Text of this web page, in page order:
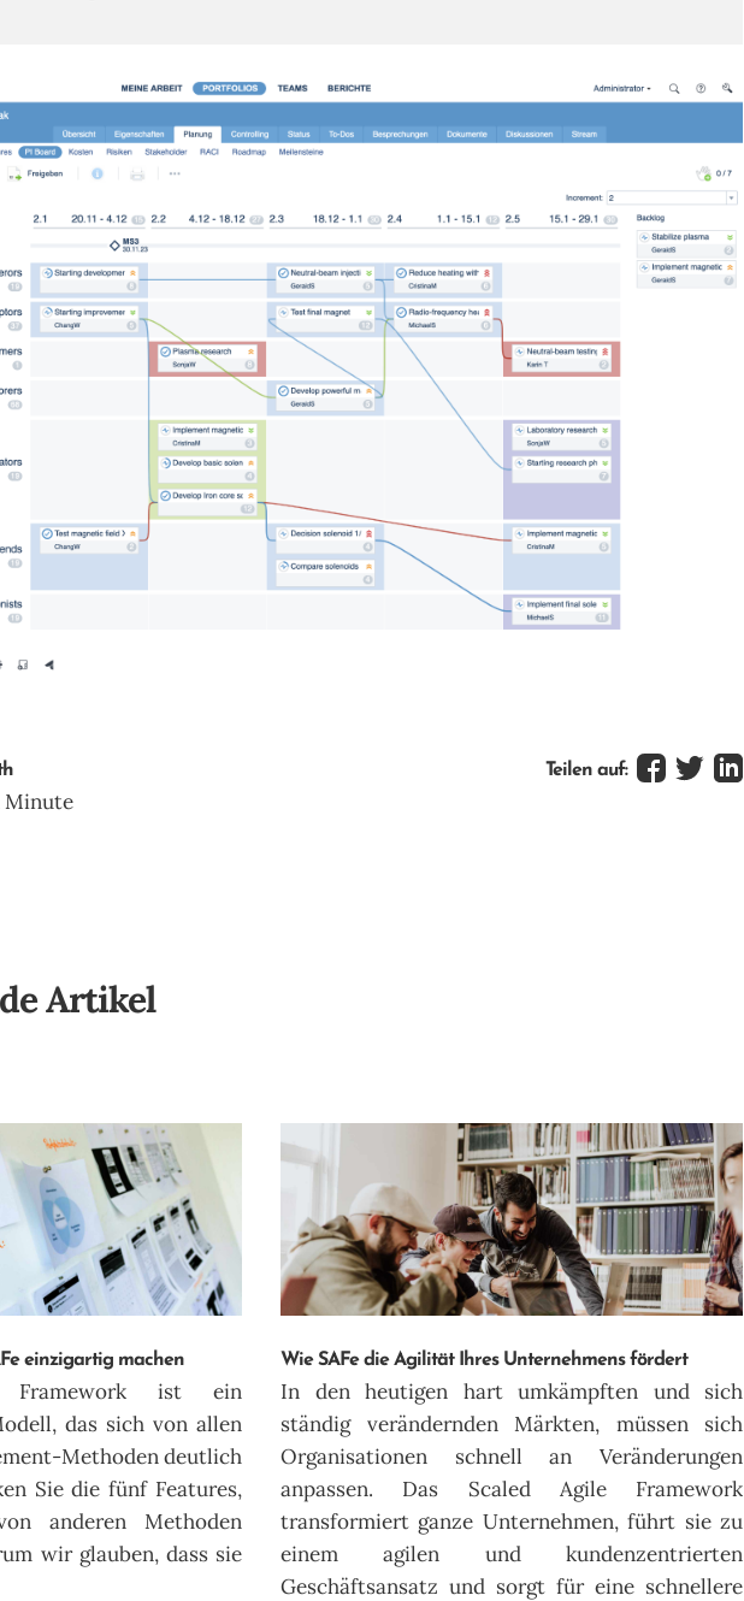
Minute
Teilen auf:
Artikel
einzigartig machen
Framework ist ein
das sich von allen
Methoden deutlich
Sie die fünf Features,
anderen Methoden
wir glauben, dass sie
Wie SAFe die Agilität Ihres Unternehmens fördert
In den heutigen hart umkämpften und sich
ständig verändernden Märkten, müssen sich
Organisationen schnell an Veränderungen
anpassen. Das Scaled Agile Framework
transformiert ganze Unternehmen, führt sie zu
einem agilen und kundenzentrierten
Geschäftsansatz und sorgt für eine schnellere